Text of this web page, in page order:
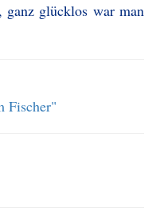
ganz glücklos war man
Fischer"